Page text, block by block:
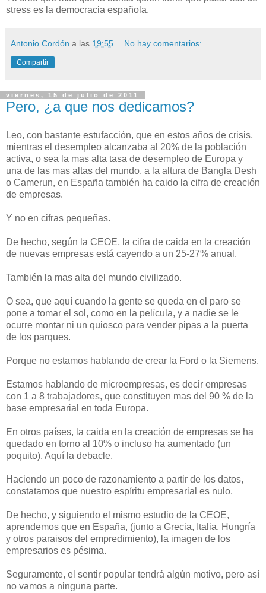
stress es la democracia española.
Antonio Cordón a las 19:55 No hay comentarios:
Compartir
viernes, 15 de julio de 2011
Pero, ¿a que nos dedicamos?
Leo, con bastante estufacción, que en estos años de crisis,
mientras el desempleo alcanzaba al 20% de la población
activa, o sea la mas alta tasa de desempleo de Europa y
una de las mas altas del mundo, a la altura de Bangla Desh
o Camerun, en España también ha caido la cifra de creación
de empresas.
Y no en cifras pequeñas.
De hecho, según la CEOE, la cifra de caida en la creación
de nuevas empresas está cayendo a un 25-27% anual.
También la mas alta del mundo civilizado.
O sea, que aquí cuando la gente se queda en el paro se
pone a tomar el sol, como en la película, y a nadie se le
ocurre montar ni un quiosco para vender pipas a la puerta
de los parques.
Porque no estamos hablando de crear la Ford o la Siemens.
Estamos hablando de microempresas, es decir empresas
con 1 a 8 trabajadores, que constituyen mas del 90 % de la
base empresarial en toda Europa.
En otros países, la caida en la creación de empresas se ha
quedado en torno al 10% o incluso ha aumentado (un
poquito). Aquí la debacle.
Haciendo un poco de razonamiento a partir de los datos,
constatamos que nuestro espíritu empresarial es nulo.
De hecho, y siguiendo el mismo estudio de la CEOE,
aprendemos que en España, (junto a Grecia, Italia, Hungría
y otros paraisos del empredimiento), la imagen de los
empresarios es pésima.
Seguramente, el sentir popular tendrá algún motivo, pero así
no vamos a ninguna parte.